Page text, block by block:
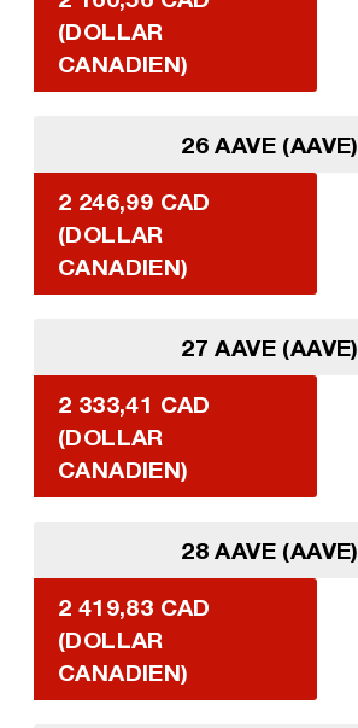
(DOLLAR
CANADIEN)
26 AAVE (AAVE)
2 246,99 CAD
(DOLLAR
CANADIEN)
27 AAVE (AAVE)
2 333,41 CAD
(DOLLAR
CANADIEN)
28 AAVE (AAVE)
2 419,83 CAD
(DOLLAR
CANADIEN)